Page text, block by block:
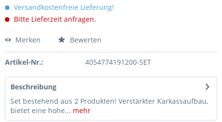
Versandkostenfreie Lieferung!
Bitte Lieferzeit anfragen.
Merken Bewerten
Artikel-Nr.: 4054774191200-SET
Beschreibung
Set bestehend aus 2 Produkten! Verstärkter Karkassaufbau,
bietet eine hohe... mehr